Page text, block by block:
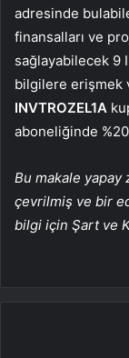
adresinde
finansalları ve
sağlayabilecek 9
bilgilere erişmek
INVTROZEL1A
aboneliğinde
Bu makale yapay
çevrilmiş ve bir
bilgi için Şart ve